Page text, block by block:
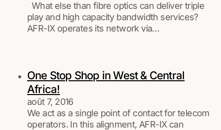
What else than fibre optics can deliver triple
play and high capacity bandwidth services?
AFR-IX operates its network via…
One Stop Shop in West & Central
Africa!
août 7, 2016
We act as a single point of contact for telecom
operators. In this alignment, AFR-IX can